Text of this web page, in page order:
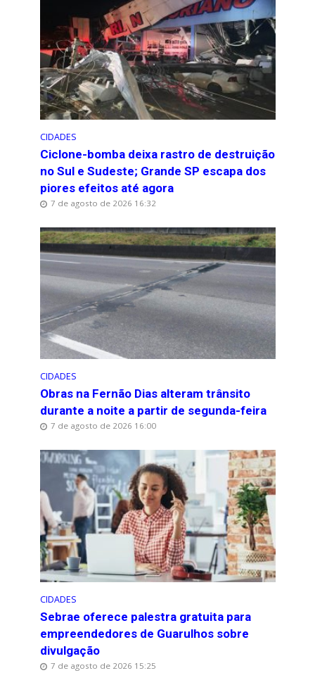
CIDADES
Ciclone-bomba deixa rastro de destruição
no Sul e Sudeste; Grande SP escapa dos
piores efeitos até agora
7 de agosto de 2026 16:32
CIDADES
Obras na Fernão Dias alteram trânsito
durante a noite a partir de segunda-feira
7 de agosto de 2026 16:00
CIDADES
Sebrae oferece palestra gratuita para
empreendedores de Guarulhos sobre
divulgação
7 de agosto de 2026 15:25